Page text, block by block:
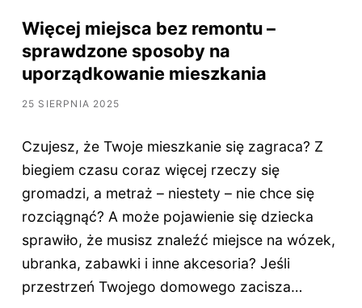
Więcej miejsca bez remontu –
sprawdzone sposoby na
uporządkowanie mieszkania
25 SIERPNIA 2025
Czujesz, że Twoje mieszkanie się zagraca? Z
biegiem czasu coraz więcej rzeczy się
gromadzi, a metraż – niestety – nie chce się
rozciągnąć? A może pojawienie się dziecka
sprawiło, że musisz znaleźć miejsce na wózek,
ubranka, zabawki i inne akcesoria? Jeśli
przestrzeń Twojego domowego zacisza…